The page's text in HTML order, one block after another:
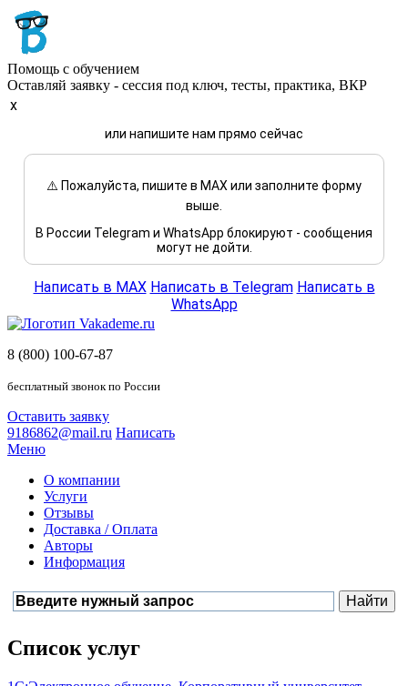
Помощь с обучением
Оставляй заявку - сессия под ключ, тесты, практика, ВКР
x
или напишите нам прямо сейчас
⚠️ Пожалуйста, пишите в MAX или заполните форму
выше.
В России Telegram и WhatsApp блокируют - сообщения
могут не дойти.
Написать в MAX Написать в Telegram Написать в
WhatsApp
8 (800) 100-67-87
бесплатный звонок по России
Оставить заявку
9186862@mail.ru Написать
Меню
О компании
Услуги
Отзывы
Доставка / Оплата
Авторы
Информация
Список услуг